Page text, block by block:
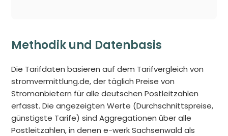
Methodik und Datenbasis
Die Tarifdaten basieren auf dem Tarifvergleich von
stromvermittlung.de, der täglich Preise von
Stromanbietern für alle deutschen Postleitzahlen
erfasst. Die angezeigten Werte (Durchschnittspreise,
günstigste Tarife) sind Aggregationen über alle
Postleitzahlen, in denen e-werk Sachsenwald als